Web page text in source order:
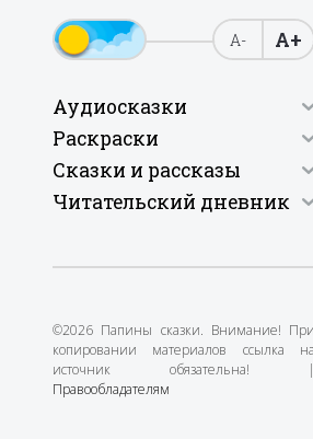
А- А+
Аудиосказки
Раскраски
Сказки и рассказы
Читательский дневник
©2026 Папины сказки. Внимание! При
копировании материалов ссылка на
источник обязательна! |
Правообладателям